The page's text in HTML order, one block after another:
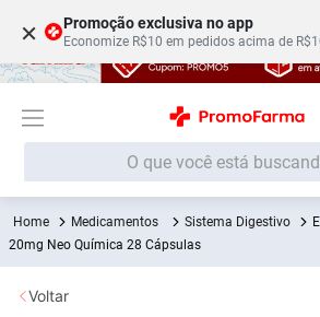
× Promoção exclusiva no app
Economize R$10 em pedidos acima de
O que você está buscando?
Medicamentos Sistema Digestivo
20mg Neo Química 28 Cápsulas
Voltar
Termos mais buscados
1º Fralda
2